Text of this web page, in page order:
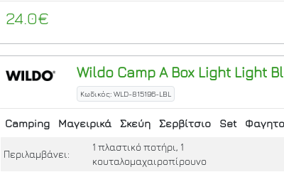
24.0€
WildoCamp A Box LightLight
Κωδικός: WLD-815196-LBL
Camping Μαγειρικά Σκεύη Σερβίτσιο Set
Περιλαμβάνει:
1 πλαστικό ποτήρι, 1
κουταλομαχαιροπίρουνο